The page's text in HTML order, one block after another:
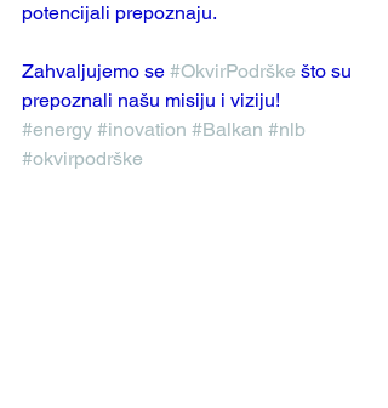
potencijali prepoznaju.
Zahvaljujemo se #OkvirPodrške što su
prepoznali našu misiju i viziju!
#energy #inovation #Balkan #nlb
#okvirpodrške